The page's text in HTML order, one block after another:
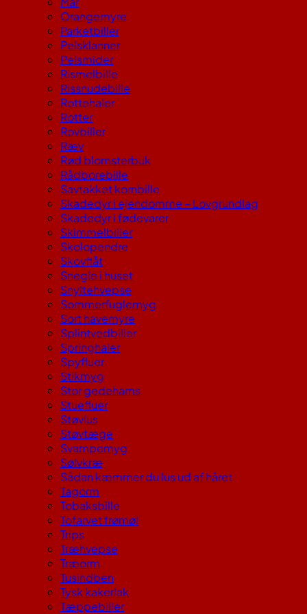
Orangemyre
Parketbiller
Pelsklanner
Pelsmider
Rismelbille
Rissnudebille
Rottehaler
Rotter
Rovbiller
Ræv
Rød blomsterbuk
Rådborebille
Savtakket kornbille
Skadedyr i ejendomme – Lovgrundlag
Skadedyr i fødevarer
Skimmelbiller
Skolopendre
Skovflåt
Snegle i huset
Snyltehvepse
Sommerfuglemyg
Sort havemyre
Splintvedbiller
Springhaler
Spyfluer
Stikmyg
Stor gedehams
Stuefluer
Støvlus
Støvtæge
Svampemyg
Sølvkræ
Sådan kæmmer du lus ud af håret
Tagorm
Tobaksbille
Tofarvet frømøl
Trips
Træhvepse
Træorm
Tusindben
Tysk kakerlak
Tæppebiller